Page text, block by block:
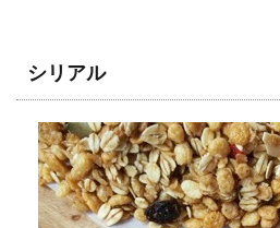
シリアル